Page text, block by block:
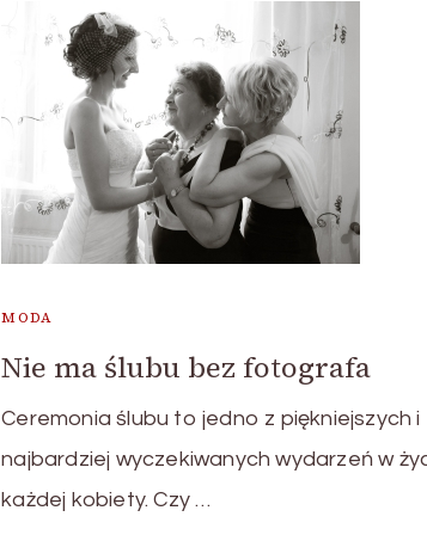
MODA
Nie ma ślubu bez fotografa
Ceremonia ślubu to jedno z piękniejszych i
najbardziej wyczekiwanych wydarzeń w
każdej kobiety. Czy …